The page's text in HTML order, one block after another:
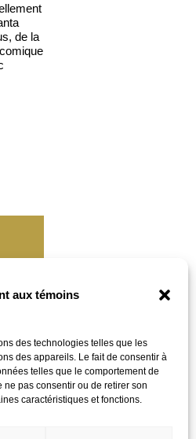
aux témoins
des technologies telles que les
des appareils. Le fait de consentir à
telles que le comportement de
pas consentir ou de retirer son
caractéristiques et fonctions.
de la